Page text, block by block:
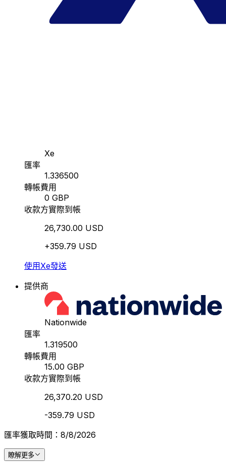
Xe
匯率
1.336500
轉帳費用
0 GBP
收款方實際到帳
26,730.00 USD
+359.79 USD
使用Xe發送
提供商
Nationwide
匯率
1.319500
轉帳費用
15.00 GBP
收款方實際到帳
26,370.20 USD
-359.79 USD
匯率獲取時間：8/8/2026
瞭解更多